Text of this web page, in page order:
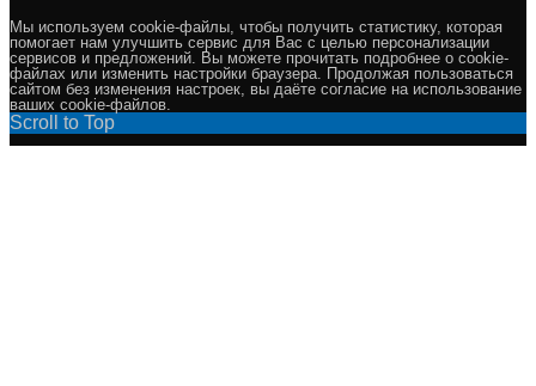
Мы используем cookie-файлы, чтобы получить статистику, которая
помогает нам улучшить сервис для Вас с целью персонализации
сервисов и предложений. Вы можете прочитать подробнее о cookie-
файлах или изменить настройки браузера. Продолжая пользоваться
сайтом без изменения настроек, вы даёте согласие на использование
ваших cookie-файлов.
Scroll to Top